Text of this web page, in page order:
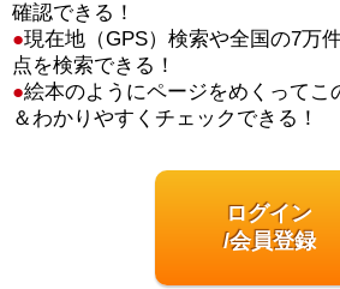
確認できる！
●現在地（GPS）検索や全国の7万
点を検索できる！
●絵本のようにページをめくってこ
＆わかりやすくチェックできる！
ログイン
/会員登録